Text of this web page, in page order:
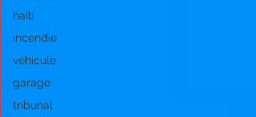
haïti
incendie
véhicule
garage
tribunal